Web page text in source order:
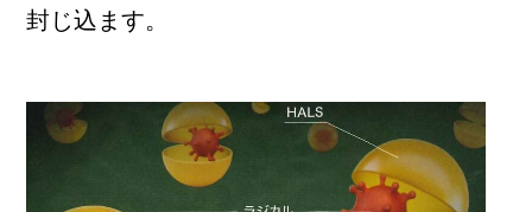
封じ込ます。